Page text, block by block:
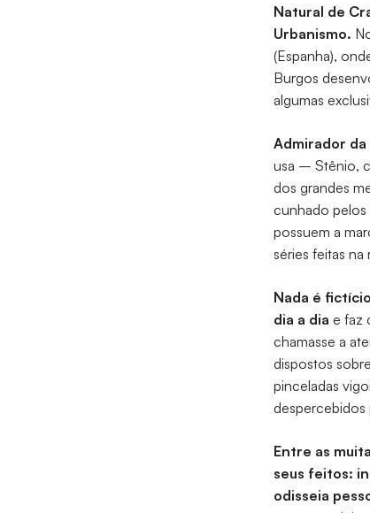
Natural de
Urbanismo.
(Espanha),
Burgos
algumas
Admirador
usa – Stênio,
dos grandes
cunhado pelos
possuem a
séries feitas
Nada é
dia a dia e faz
chamasse a
dispostos
pinceladas
despercebidos
Entre as
seus feitos:
odisseia